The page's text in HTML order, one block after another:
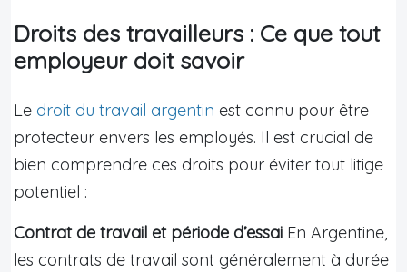
Droits des travailleurs : Ce que tout
employeur doit savoir
Le droit du travail argentin est connu pour être
protecteur envers les employés. Il est crucial de
bien comprendre ces droits pour éviter tout litige
potentiel :
Contrat de travail et période d’essai En Argentine,
les contrats de travail sont généralement à durée